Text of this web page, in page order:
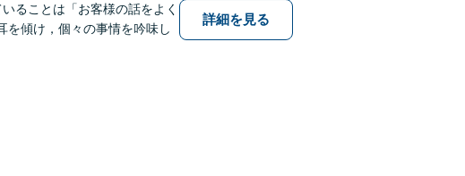
ることは「お客様の話をよく
を傾け，個々の事情を吟味し
詳細を見る